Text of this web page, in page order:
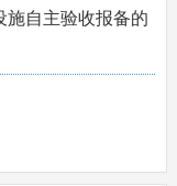
自主验收报备的